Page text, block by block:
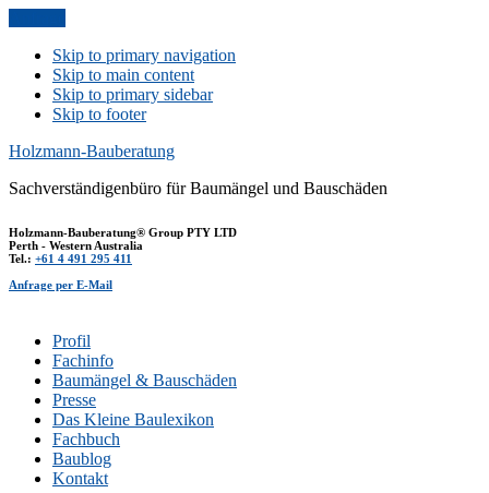
Skip to primary navigation
Skip to main content
Skip to primary sidebar
Skip to footer
Holzmann-Bauberatung
Sachverständigenbüro für Baumängel und Bauschäden
Holzmann-Bauberatung® Group PTY LTD
Perth - Western Australia
Tel.: +61 4 491 295 411
Anfrage per E-Mail
Profil
Fachinfo
Baumängel & Bauschäden
Presse
Das Kleine Baulexikon
Fachbuch
Baublog
Kontakt